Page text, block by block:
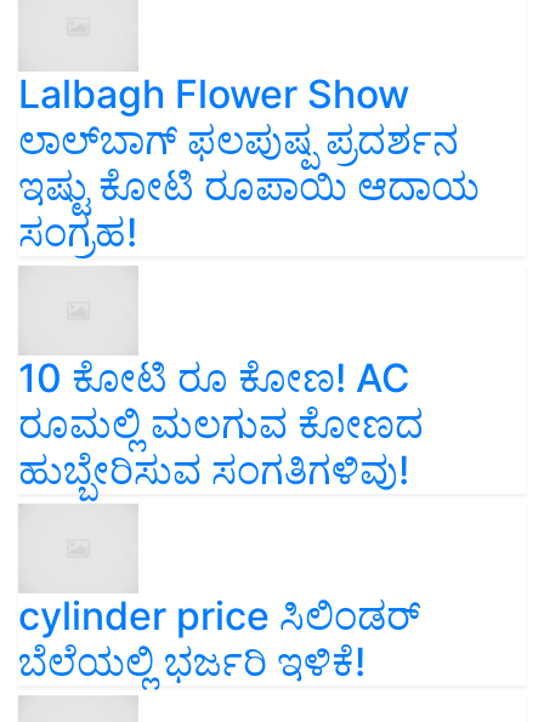
Lalbagh Flower Show
ಲಾಲ್‌ಬಾಗ್ ಫಲಪುಷ್ಪ ಪ್ರದರ್ಶನ
ಇಷ್ಟು ಕೋಟಿ ರೂಪಾಯಿ ಆದಾಯ
ಸಂಗ್ರಹ!
10 ಕೋಟಿ ರೂ ಕೋಣ! AC
ರೂಮಲ್ಲಿ ಮಲಗುವ ಕೋಣದ
ಹುಬ್ಬೇರಿಸುವ ಸಂಗತಿಗಳಿವು!
cylinder price ಸಿಲಿಂಡರ್‌
ಬೆಲೆಯಲ್ಲಿ ಭರ್ಜರಿ ಇಳಿಕೆ!